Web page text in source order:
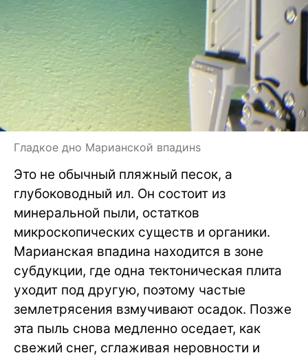
Гладкое дно Марианской впадинs
Это не обычный пляжный песок, а
глубоководный ил. Он состоит из
минеральной пыли, остатков
микроскопических существ и органики.
Марианская впадина находится в зоне
субдукции, где одна тектоническая плита
уходит под другую, поэтому частые
землетрясения взмучивают осадок. Позже
эта пыль снова медленно оседает, как
свежий снег, сглаживая неровности и